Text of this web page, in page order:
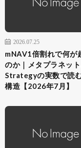
2026.07.25
mNAV1倍割れで何が
のか｜メタプラネット
Strategyの実数で読
構造【2026年7月】